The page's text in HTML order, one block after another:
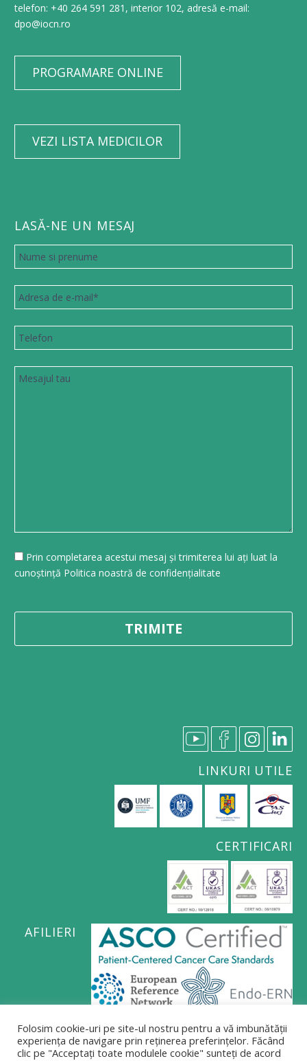
telefon: +40 264 591 281, interior 102, adresă e-mail:
dpo@iocn.ro
PROGRAMARE ONLINE
VEZI LISTA MEDICILOR
LASĂ-NE UN MESAJ
Prin completarea acestui mesaj și trimiterea lui ați luat la
cunoștință Politica noastră de confidențialitate
LINKURI UTILE
CERTIFICARI
AFILIERI
Politica de confidențialitate
Politica privind supravegherea video
Folosim cookie-uri pe site-ul nostru pentru a vă imbunătății
experiența de navigare prin reținerea preferințelor. Făcând
clic pe "Acceptați toate modulele cookie" sunteți de acord